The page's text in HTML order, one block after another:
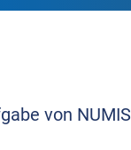
von NUMIS